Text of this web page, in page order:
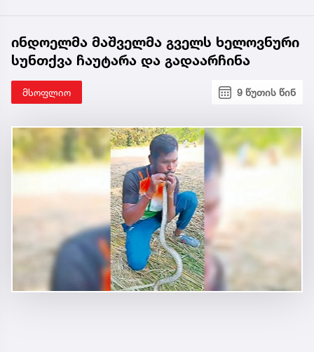
ინდოელმა მაშველმა გველს ხელოვნური
სუნთქვა ჩაუტარა და გადაარჩინა
მსოფლიო 9 წუთის წინ